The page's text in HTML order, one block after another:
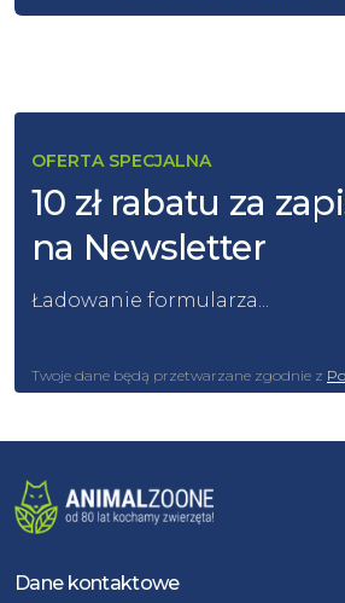
OFERTA SPECJALNA
10 zł rabatu za
na Newsletter
Ładowanie formularza...
Twoje dane będą przetwarzane zgodnie z
Dane kontaktowe